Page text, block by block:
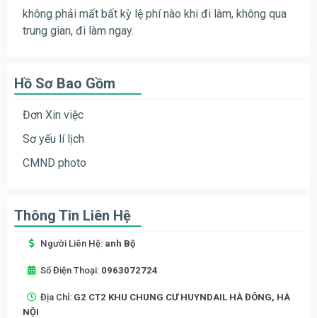
không phải mất bất kỳ lệ phí nào khi đi làm, không qua
trung gian, đi làm ngay.
Hồ Sơ Bao Gồm
Đơn Xin việc
Sơ yếu lí lịch
CMND photo
Thông Tin Liên Hệ
Người Liên Hệ: anh Bộ
Số Điện Thoại: 0963072724
Địa Chỉ: G2 CT2 KHU CHUNG CƯ HUYNDAIL HÀ ĐÔNG, HÀ
NỘI